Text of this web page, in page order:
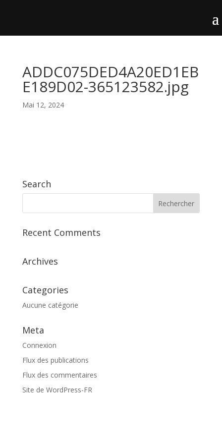
ADDC075DED4A20ED1EB
E189D02-365123582.jpg
Mai 12, 2024
Search
Recent Comments
Archives
Categories
Aucune catégorie
Meta
Connexion
Flux des publications
Flux des commentaires
Site de WordPress-FR